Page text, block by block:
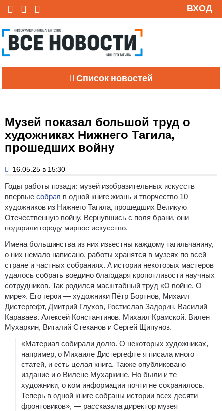
ВХОД
Список новостей
Музей показал большой труд о
художниках Нижнего Тагила,
прошедших войну
16.05.25 в 15:30
Годы работы позади: музей изобразительных искусств
впервые собрал в одной книге жизнь и творчество 10
художников из Нижнего Тагила, прошедших Великую
Отечественную войну. Вернувшись с поля брани, они
подарили городу мирное искусство.
Имена большинства из них известны каждому тагильчанину,
о них немало написано, работы хранятся в музеях по всей
стране и частных собраниях. А истории некоторых мастеров
удалось собрать воедино благодаря кропотливости научных
сотрудников. Так родился масштабный труд «О войне. О
мире». Его герои — художники Пётр Бортнов, Михаил
Дистергефт, Дмитрий Глухов, Ростислав Задорин, Василий
Караваев, Алексей Константинов, Михаил Крамской, Вилен
Мухаркин, Виталий Стеканов и Сергей Щипунов.
«Материал собирали долго. О некоторых художниках,
например, о Михаиле Дистергефте я писала много
статей, и есть целая книга. Также опубликовано
издание и о Вилене Мухаркине. Но были и те
художники, о ком информации почти не сохранилось.
Теперь в одной книге собраны истории всех десяти
фронтовиков», — рассказала директор музея